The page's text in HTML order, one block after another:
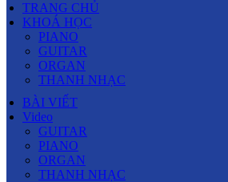
TRANG CHỦ
KHOÁ HỌC
PIANO
GUITAR
ORGAN
THANH NHẠC
BÀI VIẾT
Video
GUITAR
PIANO
ORGAN
THANH NHẠC